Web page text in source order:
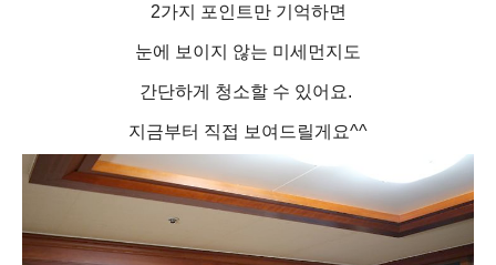
2가지 포인트만 기억하면
눈에 보이지 않는 미세먼지도
간단하게 청소할 수 있어요.
지금부터 직접 보여드릴게요^^